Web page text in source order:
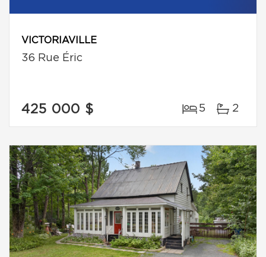
VICTORIAVILLE
36 Rue Éric
425 000 $ 5 2